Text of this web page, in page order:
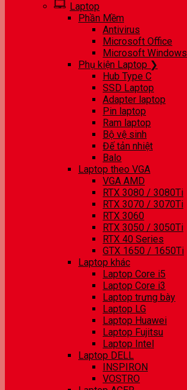
Laptop
Phần Mềm
Antivirus
Microsoft Office
Microsoft Windows
Phụ kiện Laptop ❯
Hub Type C
SSD Laptop
Adapter laptop
Pin laptop
Ram laptop
Bộ vệ sinh
Đế tản nhiệt
Balo
Laptop theo VGA
VGA AMD
RTX 3080 / 3080Ti
RTX 3070 / 3070Ti
RTX 3060
RTX 3050 / 3050Ti
RTX 40 Series
GTX 1650 / 1650Ti
Laptop khác
Laptop Core i5
Laptop Core i3
Laptop trưng bày
Laptop LG
Laptop Huawei
Laptop Fujitsu
Laptop Intel
Laptop DELL
INSPIRON
VOSTRO